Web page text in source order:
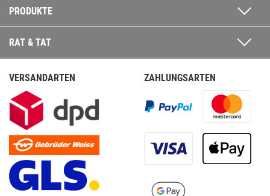
PRODUKTE
RAT & TAT
VERSANDARTEN ZAHLUNGSARTEN